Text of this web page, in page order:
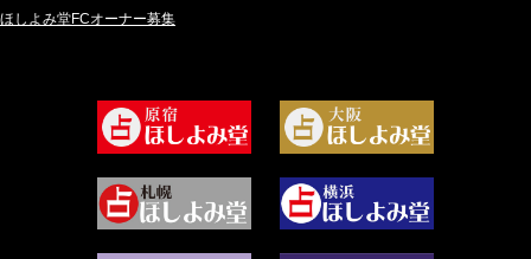
坂宮 鈴果 (82)
尾羽奈美海 (95)
藻那ムール (2)
2024年8月 (45)
2024年5月 (92)
2024年3月 (49)
2024年2月 (40)
ほしよみ堂FCオーナー募集